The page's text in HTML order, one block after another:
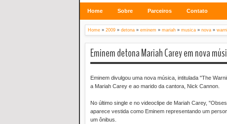
Home Sobre Parceiros Contato
Home » 2009 » detona » eminem » mariah » musica » nova »
Eminem detona Mariah Carey em nova
Eminem divulgou uma nova música, intitulada "The
a Mariah Carey e ao marido da cantora, Nick Cannon.
No último single e no videoclipe de Mariah Carey,
aparece vestida como Eminem representando um
um ônibus.